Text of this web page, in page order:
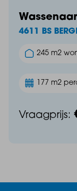
4611 BS
245 m2
177 m2
Vraagprijs: